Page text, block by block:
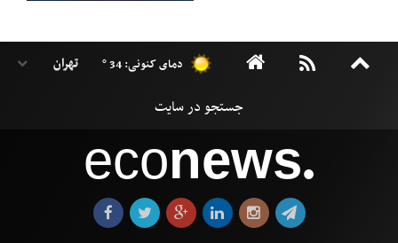
دمای کنونی: 34 °
econews●